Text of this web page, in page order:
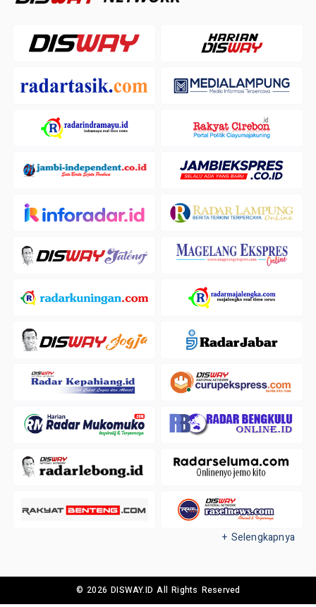
+ Selengkapnya
© 2026 DISWAY.ID All Rights Reserved